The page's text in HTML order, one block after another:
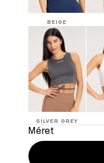
BEIGE
SILVER GREY
Méret